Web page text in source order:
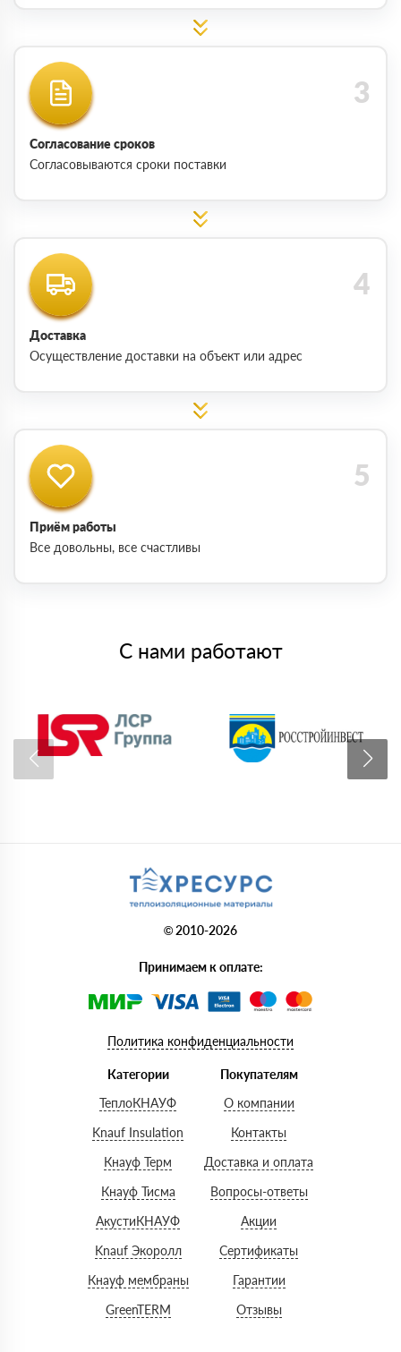
Согласование сроков
Согласовываются сроки поставки
Доставка
Осуществление доставки на объект или адрес
Приём работы
Все довольны, все счастливы
С нами работают
© 2010-2026
Принимаем к оплате:
Политика конфиденциальности
Категории
ТеплоКНАУФ
Knauf Insulation
Кнауф Терм
Кнауф Тисма
АкустиКНАУФ
Knauf Экоролл
Кнауф мембраны
GreenTERM
Покупателям
О компании
Контакты
Доставка и оплата
Вопросы-ответы
Акции
Сертификаты
Гарантии
Отзывы